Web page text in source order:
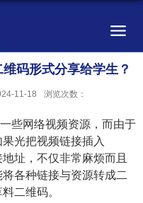
码形式分享给学生？
11-18 浏览次数：
些网络视频资源，而由于
光把视频链接插入
址，不仅非常麻烦而且
各种链接与资源转成二
二维码。